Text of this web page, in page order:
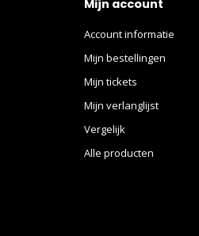
Mijn account
Account informatie
Mijn bestellingen
Mijn tickets
Mijn verlanglijst
Vergelijk
Alle producten